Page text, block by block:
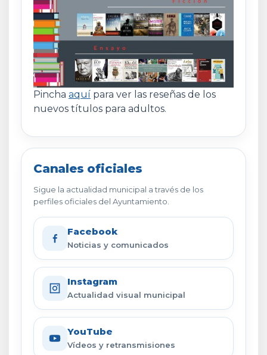
Pincha aquí para ver las reseñas de los
nuevos títulos para adultos.
Canales oficiales
Sigue la actualidad municipal a través de los
perfiles oficiales del Ayuntamiento.
Facebook
Noticias y comunicados
Instagram
Actualidad visual municipal
YouTube
Vídeos y retransmisiones